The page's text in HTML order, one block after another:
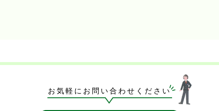
お気軽にお問い合わせください